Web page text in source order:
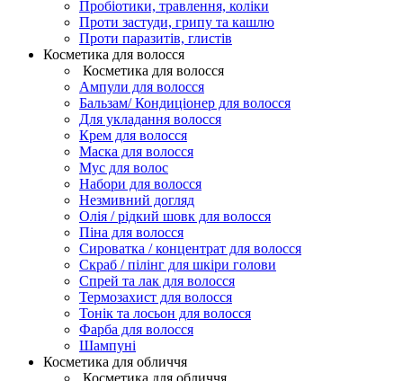
Пробіотики, травлення, коліки
Проти застуди, грипу та кашлю
Проти паразитів, глистів
Косметика для волосся
Косметика для волосся
Ампули для волосся
Бальзам/ Кондиціонер для волосся
Для укладання волосся
Крем для волосся
Маска для волосся
Мус для волос
Набори для волосся
Незмивний догляд
Олія / рідкий шовк для волосся
Піна для волосся
Сироватка / концентрат для волосся
Скраб / пілінг для шкіри голови
Спрей та лак для волосся
Термозахист для волосся
Тонік та лосьон для волосся
Фарба для волосся
Шампуні
Косметика для обличчя
Косметика для обличчя